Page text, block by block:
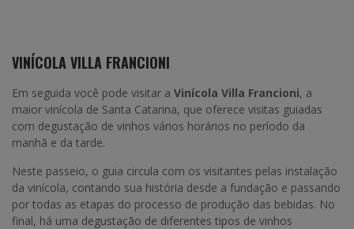
VINÍCOLA VILLA FRANCIONI
Em seguida você pode visitar a Vinícola Villa Francioni, a
maior vinícola de Santa Catarina, que oferece visitas guiadas
com degustação de vinhos vários horários no período da
manhã e da tarde.
Neste passeio, o guia circula com os visitantes pelas instalação
da vinícola, contando sua história desde a fundação e passando
por todas as etapas do processo de produção das bebidas. No
final, há uma degustação de diferentes tipos de vinhos